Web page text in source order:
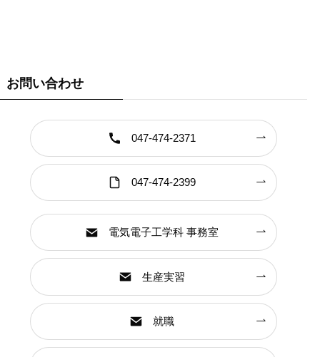
お問い合わせ
047-474-2371
047-474-2399
電気電子工学科 事務室
生産実習
就職